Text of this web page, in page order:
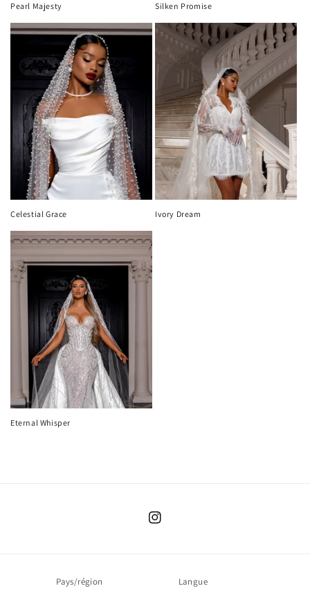
Pearl Majesty Silken Promise
Celestial Grace Ivory Dream
Eternal Whisper
Instagram
Pays/région Langue